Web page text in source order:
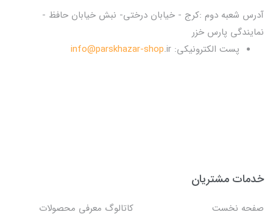
آدرس شعبه دوم :کرج - خیابان درختی- نبش خیابان حافظ -
نمایندگی پارس خزر
پست الکترونیکی:
info@parskhazar-shop.ir
خدمات مشتریان
صفحه نخست
کاتالوگ معرفی محصولات